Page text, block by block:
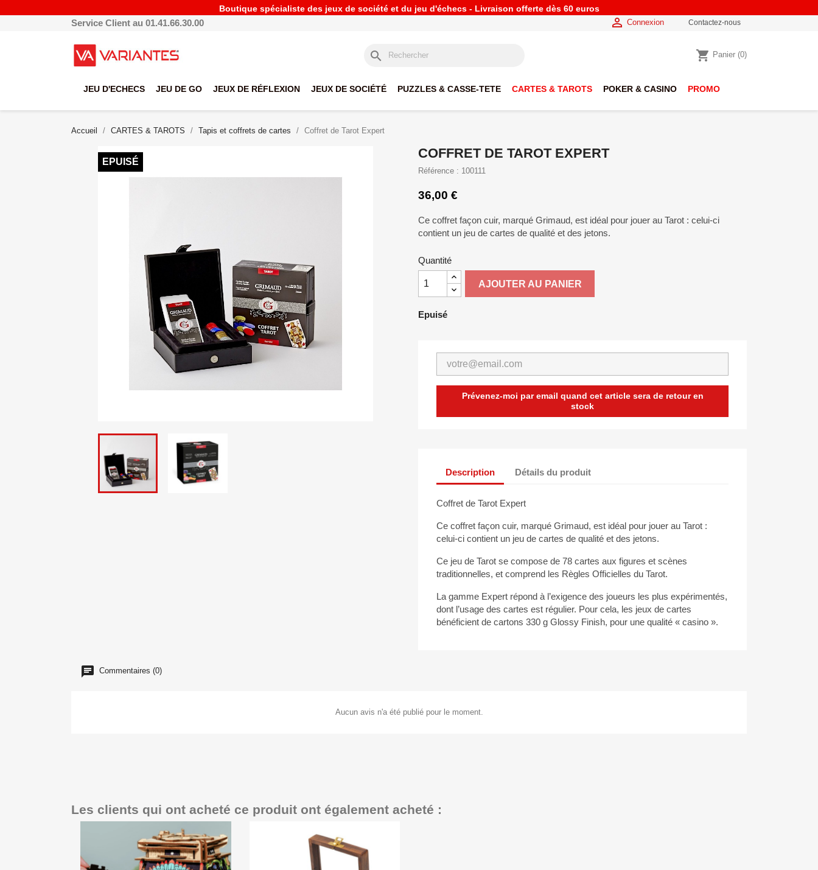
Boutique spécialiste des jeux de société et du jeu d'échecs - Livraison offerte dès 60 euros
Service Client au 01.41.66.30.00  Connexion Contactez-nous
search shopping_cart Panier (0)
JEU D'ECHECS JEU DE GO JEUX DE RÉFLEXION JEUX DE SOCIÉTÉ PUZZLES & CASSE-TETE CARTES & TAROTS POKER & CASINO PROMO
Accueil CARTES & TAROTS Tapis et coffrets de cartes Coffret de Tarot Expert
EPUISÉ
COFFRET DE TAROT EXPERT
Référence : 100111
36,00 €
Ce coffret façon cuir, marqué Grimaud, est idéal pour jouer au Tarot : celui-ci
contient un jeu de cartes de qualité et des jetons.
Quantité
AJOUTER AU PANIER
Epuisé
Prévenez-moi par email quand cet article sera de retour en
stock
Description Détails du produit
Coffret de Tarot Expert
Ce coffret façon cuir, marqué Grimaud, est idéal pour jouer au Tarot :
celui-ci contient un jeu de cartes de qualité et des jetons.
Ce jeu de Tarot se compose de 78 cartes aux figures et scènes
traditionnelles, et comprend les Règles Officielles du Tarot.
La gamme Expert répond à l’exigence des joueurs les plus expérimentés,
dont l’usage des cartes est régulier. Pour cela, les jeux de cartes
bénéficient de cartons 330 g Glossy Finish, pour une qualité « casino ».
Commentaires (0)
Aucun avis n'a été publié pour le moment.
Les clients qui ont acheté ce produit ont également acheté :